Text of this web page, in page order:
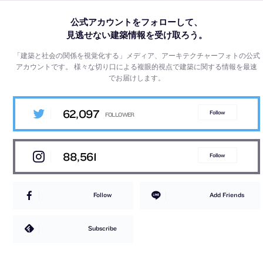
公式アカウントをフォローして、
見逃せない建築情報を受け取ろう。
「建築と社会の関係を視覚化する」メディア、アーキテクチャーフォトの公式
アカウントです。様々な切り口による複眼的視点で建築に関する情報を最速
でお届けします。
62,097 Follow
88,561 Follow
Follow Add Friends
Subscribe